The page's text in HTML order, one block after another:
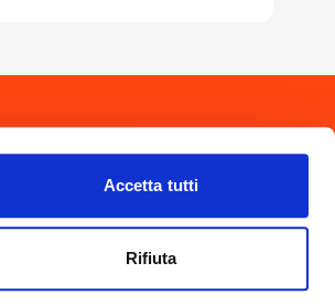
Accetta tutti
Rifiuta